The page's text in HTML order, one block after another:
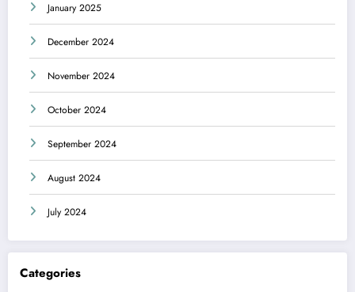
January 2025
December 2024
November 2024
October 2024
September 2024
August 2024
July 2024
Categories